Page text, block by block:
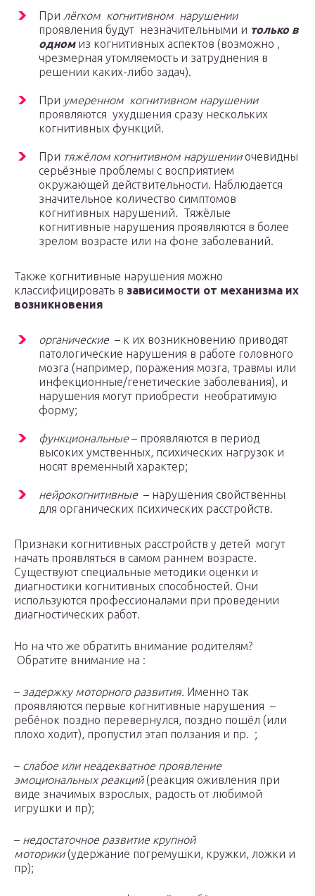
При лёгком когнитивном нарушении
проявления будут незначительными и только в
одномиз когнитивных аспектов (возможно ,
чрезмерная утомляемость и затруднения в
решении каких-либо задач).
При умеренном когнитивном нарушении
проявляются ухудшения сразу нескольких
когнитивных функций.
При тяжёлом когнитивном нарушенииочевидны
серьёзные проблемы с восприятием
окружающей действительности. Наблюдается
значительное количество симптомов
когнитивных нарушений. Тяжёлые
когнитивные нарушения проявляются в более
зрелом возрасте или на фоне заболеваний.
Также когнитивные нарушения можно
классифицировать в зависимости от механизма их
возникновения
органические– к их возникновению приводят
патологические нарушения в работе головного
мозга (например, поражения мозга, травмы или
инфекционные/генетические заболевания), и
нарушения могут приобрести необратимую
форму;
функциональные– проявляются в период
высоких умственных, психических нагрузок и
носят временный характер;
нейрокогнитивные– нарушения свойственны
для органических психических расстройств.
Признаки когнитивных расстройств у детей могут
начать проявляться в самом раннем возрасте.
Существуют специальные методики оценки и
диагностики когнитивных способностей. Они
используются профессионалами при проведении
диагностических работ.
Но на что же обратить внимание родителям?
Обратите внимание на :
– задержку моторного развития. Именно так
проявляются первые когнитивные нарушения –
ребёнок поздно перевернулся, поздно пошёл (или
плохо ходит), пропустил этап ползания и пр. ;
– слабое или неадекватное проявление
эмоциональных реакций(реакция оживления при
виде значимых взрослых, радость от любимой
игрушки и пр);
– недостаточное развитие крупной
моторики(удержание погремушки, кружки, ложки и
пр);